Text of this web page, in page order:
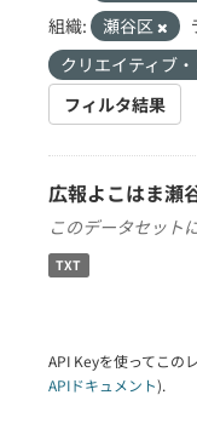
組織:
瀬谷区
クリエイティブ
フィルタ結果
広報よこはま瀬
このデータセット
TXT
API Keyを使ってこの
APIドキュメント).